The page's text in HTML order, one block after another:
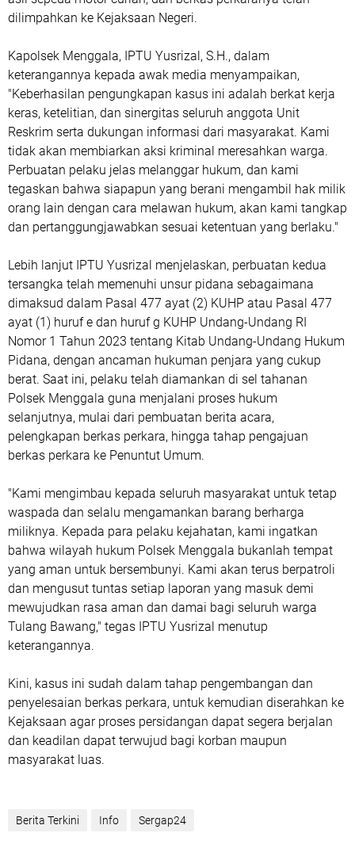
dilimpahkan ke Kejaksaan Negeri.
Kapolsek Menggala, IPTU Yusrizal, S.H., dalam
keterangannya kepada awak media menyampaikan,
"Keberhasilan pengungkapan kasus ini adalah berkat kerja
keras, ketelitian, dan sinergitas seluruh anggota Unit
Reskrim serta dukungan informasi dari masyarakat. Kami
tidak akan membiarkan aksi kriminal meresahkan warga.
Perbuatan pelaku jelas melanggar hukum, dan kami
tegaskan bahwa siapapun yang berani mengambil hak milik
orang lain dengan cara melawan hukum, akan kami tangkap
dan pertanggungjawabkan sesuai ketentuan yang berlaku."
Lebih lanjut IPTU Yusrizal menjelaskan, perbuatan kedua
tersangka telah memenuhi unsur pidana sebagaimana
dimaksud dalam Pasal 477 ayat (2) KUHP atau Pasal 477
ayat (1) huruf e dan huruf g KUHP Undang-Undang RI
Nomor 1 Tahun 2023 tentang Kitab Undang-Undang Hukum
Pidana, dengan ancaman hukuman penjara yang cukup
berat. Saat ini, pelaku telah diamankan di sel tahanan
Polsek Menggala guna menjalani proses hukum
selanjutnya, mulai dari pembuatan berita acara,
pelengkapan berkas perkara, hingga tahap pengajuan
berkas perkara ke Penuntut Umum.
"Kami mengimbau kepada seluruh masyarakat untuk tetap
waspada dan selalu mengamankan barang berharga
miliknya. Kepada para pelaku kejahatan, kami ingatkan
bahwa wilayah hukum Polsek Menggala bukanlah tempat
yang aman untuk bersembunyi. Kami akan terus berpatroli
dan mengusut tuntas setiap laporan yang masuk demi
mewujudkan rasa aman dan damai bagi seluruh warga
Tulang Bawang," tegas IPTU Yusrizal menutup
keterangannya.
Kini, kasus ini sudah dalam tahap pengembangan dan
penyelesaian berkas perkara, untuk kemudian diserahkan ke
Kejaksaan agar proses persidangan dapat segera berjalan
dan keadilan dapat terwujud bagi korban maupun
masyarakat luas.
Berita Terkini Info Sergap24